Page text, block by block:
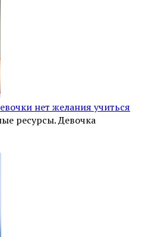
нет желания учиться
ресурсы. Девочка